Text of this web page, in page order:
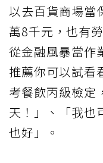
以去百貨商場當
萬8千元，也有
從金融風暴當作
推薦你可以試看
考餐飲丙級檢定
天！」、「我也
也好」。